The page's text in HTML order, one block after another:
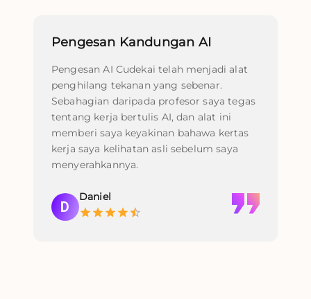
Pengesan Kandungan AI
Pengesan AI Cudekai telah menjadi alat
penghilang tekanan yang sebenar.
Sebahagian daripada profesor saya tegas
tentang kerja bertulis AI, dan alat ini
memberi saya keyakinan bahawa kertas
kerja saya kelihatan asli sebelum saya
menyerahkannya.
D
Daniel